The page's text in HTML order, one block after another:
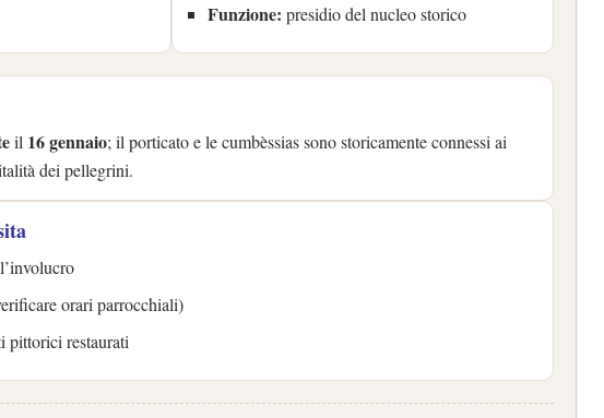
Funzione: presidio del nucleo storico
il 16 gennaio; il porticato e le cumbèssias sono storicamente connessi ai
dei pellegrini.
orari parrocchiali)
pittorici restaurati